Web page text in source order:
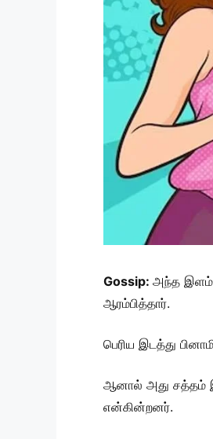
Gossip: அந்த இளம்
ஆரம்பித்தார்.
பெரிய இடத்து
ஆனால் அது சத்தம்
என்கின்றனர்.